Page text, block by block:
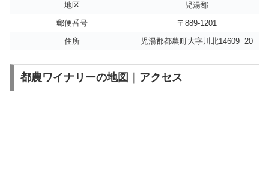
地区
児湯郡
郵便番号
〒889-1201
住所
児湯郡都農町大字川北14609−20
都農ワイナリーの地図｜アクセス